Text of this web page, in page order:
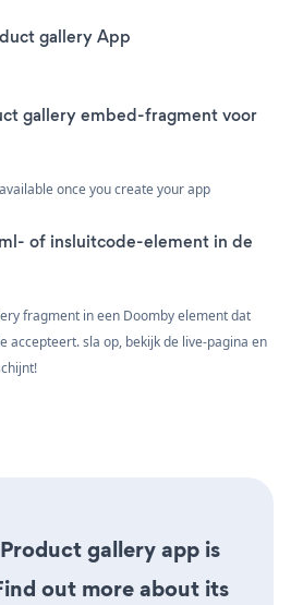
gallery App
gallery embed-fragment voor
once you create your app
of insluitcode-element in de
fragment in een Doomby element dat
accepteert. sla op, bekijk de live-pagina en
gallery app is
out more about its